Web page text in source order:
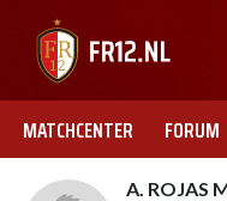
MATCHCENTER FORUM
A. ROJAS